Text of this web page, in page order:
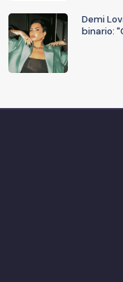
Demi
binario: